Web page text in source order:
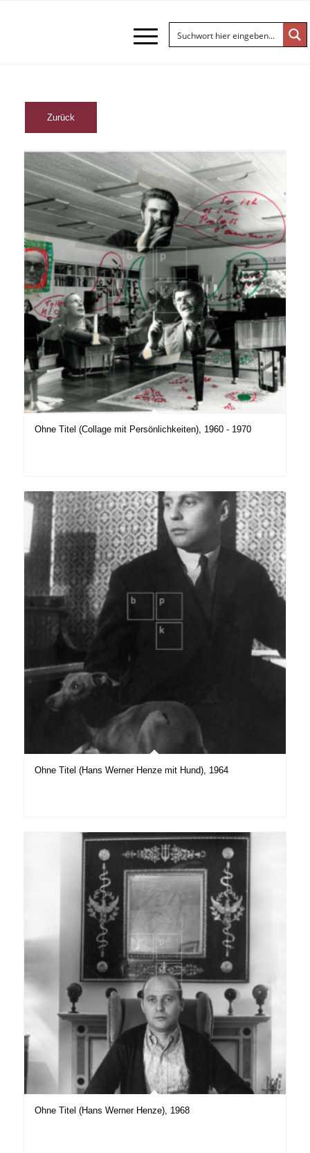
Ohne Titel (Collage mit Persönlichkeiten), 1960 - 1970
Ohne Titel (Hans Werner Henze mit Hund), 1964
Ohne Titel (Hans Werner Henze), 1968